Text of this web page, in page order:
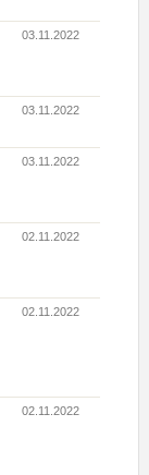
03.11.2022
03.11.2022
03.11.2022
02.11.2022
02.11.2022
02.11.2022